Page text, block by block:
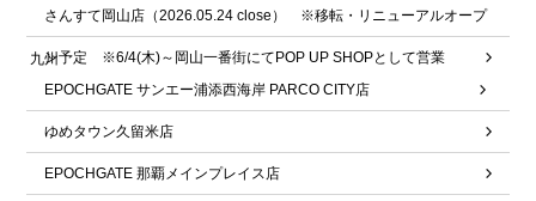
さんすて岡山店（2026.05.24 close） ※移転・リニューアルオープ
ン予定 ※6/4(木)～岡山一番街にてPOP UP SHOPとして営業
九州
EPOCHGATE サンエー浦添西海岸 PARCO CITY店
ゆめタウン久留米店
EPOCHGATE 那覇メインプレイス店